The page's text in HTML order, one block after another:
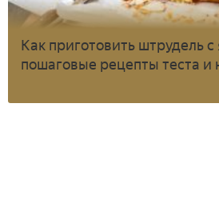
Как приготовить штрудель
пошаговые рецепты теста и